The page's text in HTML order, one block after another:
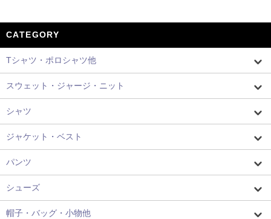
CATEGORY
Tシャツ・ポロシャツ他
スウェット・ジャージ・ニット
シャツ
ジャケット・ベスト
パンツ
シューズ
帽子・バッグ・小物他